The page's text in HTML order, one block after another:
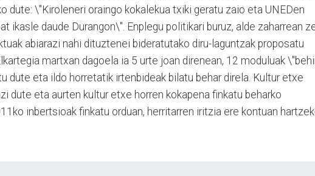
dute: \"Kiroleneri oraingo kokalekua txiki geratu zaio eta UNEDen
ikasle daude Durangon\". Enplegu politikari buruz, alde zaharrean
abiarazi nahi dituztenei bideratutako diru-laguntzak proposatu
martxan dagoela ia 5 urte joan direnean, 12 moduluak
dute eta ildo horretatik irtenbideak bilatu behar direla. Kultur etxe
dute eta aurten kultur etxe horren kokapena finkatu beharko
inbertsioak finkatu orduan, herritarren iritzia ere kontuan